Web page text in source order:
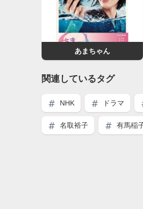
あまちゃん
関連しているタグ
NHK ドラマ
名取裕子 有馬稲